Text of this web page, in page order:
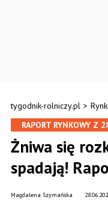
tygodnik-rolniczy.pl > Rynki
RAPORT RYNKOWY Z
Żniwa się
spadają!
Magdalena Szymańska